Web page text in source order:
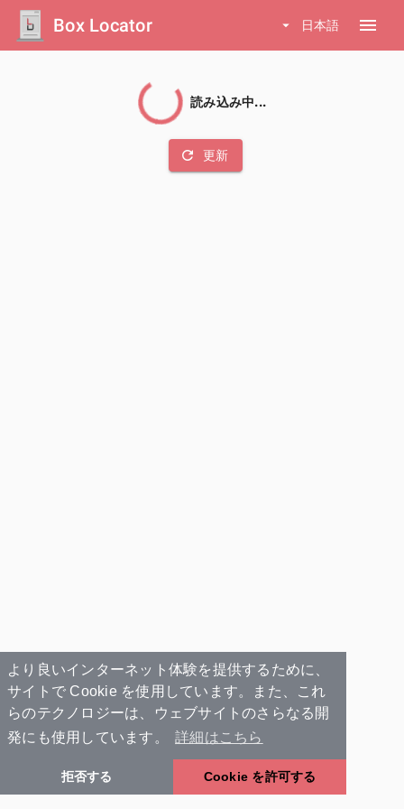
より良いインターネット体験を提供するために、
サイトで Cookie を使用しています。また、これ
らのテクノロジーは、ウェブサイトのさらなる開
発にも使用しています。
詳細はこちら
拒否する Cookie を許可する
Box Locator arrow_drop_down 日本語 menu
読み込み中...
refresh 更新